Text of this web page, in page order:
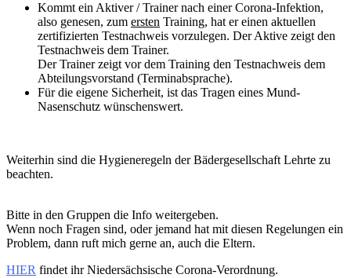
Kommt ein Aktiver / Trainer nach einer Corona-Infektion,
also genesen, zum ersten Training, hat er einen aktuellen
zertifizierten Testnachweis vorzulegen. Der Aktive zeigt den
Testnachweis dem Trainer.
Der Trainer zeigt vor dem Training den Testnachweis dem
Abteilungsvorstand (Terminabsprache).
Für die eigene Sicherheit, ist das Tragen eines Mund-
Nasenschutz wünschenswert.
Weiterhin sind die Hygieneregeln der Bädergesellschaft Lehrte zu
beachten.
Bitte in den Gruppen die Info weitergeben.
Wenn noch Fragen sind, oder jemand hat mit diesen Regelungen ein
Problem, dann ruft mich gerne an, auch die Eltern.
HIER findet ihr Niedersächsische Corona-Verordnung.